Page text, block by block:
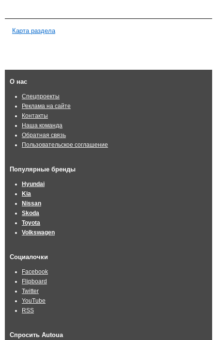
Карта раздела
О нас
Спецпроекты
Реклама на сайте
Контакты
Наша команда
Обратная связь
Пользовательское соглашение
Популярные бренды
Hyundai
Kia
Nissan
Skoda
Toyota
Volkswagen
Социалочки
Facebook
Flipboard
Twitter
YouTube
RSS
Спросить Autoua